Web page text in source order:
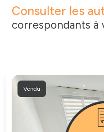
Consulter les
correspondants
Vendu